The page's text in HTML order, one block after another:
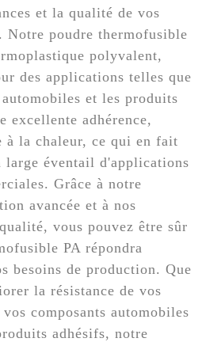
et la qualité de vos
Notre poudre thermofusible
polyvalent,
des applications telles que
et les produits
excellente adhérence,
à la chaleur, ce qui en fait
éventail d'applications
Grâce à notre
avancée et à nos
vous pouvez être sûr
PA répondra
besoins de production. Que
la résistance de vos
composants automobiles
adhésifs, notre